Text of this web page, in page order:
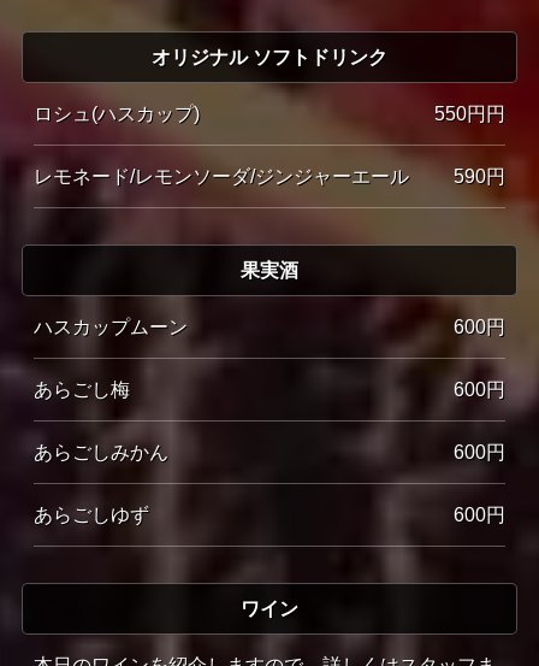
オリジナル ソフトドリンク
ロシュ(ハスカップ) 550円円
レモネード/レモンソーダ/ジンジャーエール 590円
果実酒
ハスカップムーン 600円
あらごし梅 600円
あらごしみかん 600円
あらごしゆず 600円
ワイン